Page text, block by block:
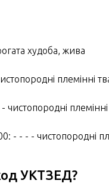
худоба, жива
племінні
чистопородні
- - - - чистопородні
УКТЗЕД?